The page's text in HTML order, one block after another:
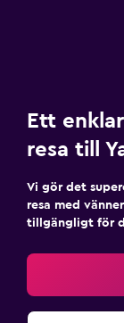
Ett
resa till
Vi gör det
resa med
tillgängligt för